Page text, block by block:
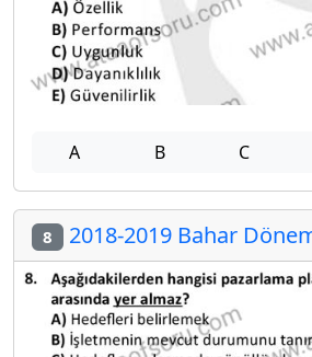
A B C
8 2018-2019 Bahar